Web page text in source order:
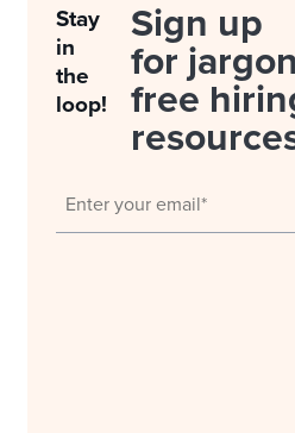
Stay
in
the
loop!
Sign up
for
free